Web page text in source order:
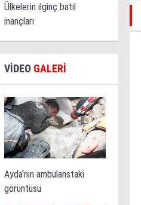
Ülkelerin ilginç batıl
inançları
VİDEO GALERİ
Ayda'nın ambulanstaki
görüntüsü